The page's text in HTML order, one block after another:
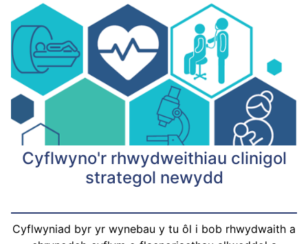
Cyflwyno'r rhwydweithiau clinigol
strategol newydd
Cyflwyniad byr yr wynebau y tu ôl i bob rhwydwaith a